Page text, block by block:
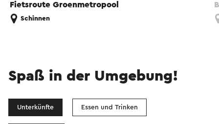
Fietsroute Groenmetropool
Schinnen
Spaß in der Umgebung!
Unterkünfte Essen und Trinken